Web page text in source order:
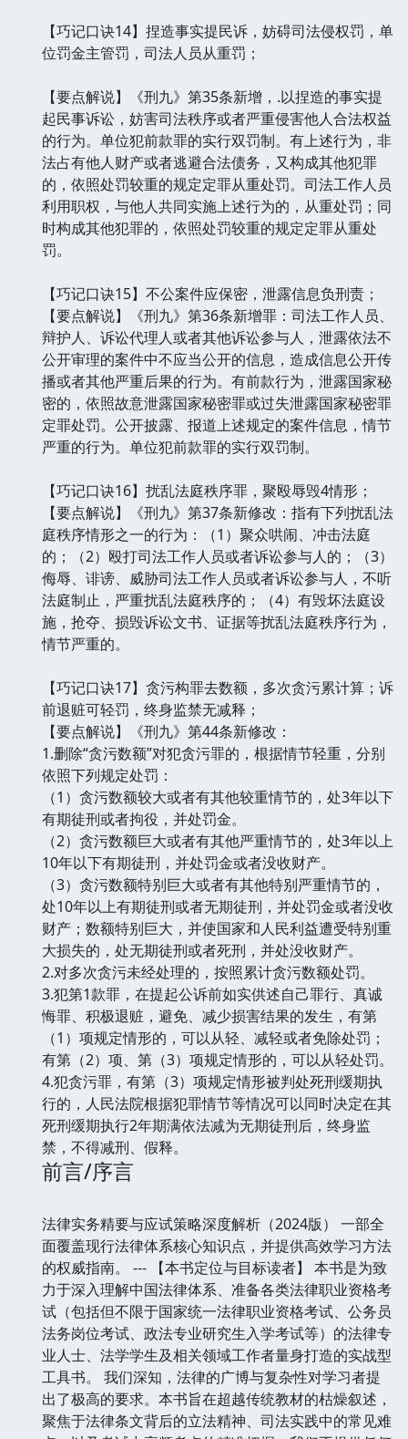
【巧记口诀14】捏造事实提民诉，妨碍司法侵权罚，单
位罚金主管罚，司法人员从重罚；
【要点解说】《刑九》第35条新增，.以捏造的事实提
起民事诉讼，妨害司法秩序或者严重侵害他人合法权益
的行为。单位犯前款罪的实行双罚制。有上述行为，非
法占有他人财产或者逃避合法债务，又构成其他犯罪
的，依照处罚较重的规定定罪从重处罚。司法工作人员
利用职权，与他人共同实施上述行为的，从重处罚；同
时构成其他犯罪的，依照处罚较重的规定定罪从重处
罚。
【巧记口诀15】不公案件应保密，泄露信息负刑责；
【要点解说】《刑九》第36条新增罪：司法工作人员、
辩护人、诉讼代理人或者其他诉讼参与人，泄露依法不
公开审理的案件中不应当公开的信息，造成信息公开传
播或者其他严重后果的行为。有前款行为，泄露国家秘
密的，依照故意泄露国家秘密罪或过失泄露国家秘密罪
定罪处罚。公开披露、报道上述规定的案件信息，情节
严重的行为。单位犯前款罪的实行双罚制。
【巧记口诀16】扰乱法庭秩序罪，聚殴辱毁4情形；
【要点解说】《刑九》第37条新修改：指有下列扰乱法
庭秩序情形之一的行为：（1）聚众哄闹、冲击法庭
的；（2）殴打司法工作人员或者诉讼参与人的；（3）
侮辱、诽谤、威胁司法工作人员或者诉讼参与人，不听
法庭制止，严重扰乱法庭秩序的；（4）有毁坏法庭设
施，抢夺、损毁诉讼文书、证据等扰乱法庭秩序行为，
情节严重的。
【巧记口诀17】贪污构罪去数额，多次贪污累计算；诉
前退赃可轻罚，终身监禁无减释；
【要点解说】《刑九》第44条新修改：
1.删除“贪污数额”对犯贪污罪的，根据情节轻重，分别
依照下列规定处罚：
（1）贪污数额较大或者有其他较重情节的，处3年以下
有期徒刑或者拘役，并处罚金。
（2）贪污数额巨大或者有其他严重情节的，处3年以上
10年以下有期徒刑，并处罚金或者没收财产。
（3）贪污数额特别巨大或者有其他特别严重情节的，
处10年以上有期徒刑或者无期徒刑，并处罚金或者没收
财产；数额特别巨大，并使国家和人民利益遭受特别重
大损失的，处无期徒刑或者死刑，并处没收财产。
2.对多次贪污未经处理的，按照累计贪污数额处罚。
3.犯第1款罪，在提起公诉前如实供述自己罪行、真诚
悔罪、积极退赃，避免、减少损害结果的发生，有第
（1）项规定情形的，可以从轻、减轻或者免除处罚；
有第（2）项、第（3）项规定情形的，可以从轻处罚。
4.犯贪污罪，有第（3）项规定情形被判处死刑缓期执
行的，人民法院根据犯罪情节等情况可以同时决定在其
死刑缓期执行2年期满依法减为无期徒刑后，终身监
禁，不得减刑、假释。
前言/序言
法律实务精要与应试策略深度解析（2024版） 一部全
面覆盖现行法律体系核心知识点，并提供高效学习方法
的权威指南。 --- 【本书定位与目标读者】 本书是为致
力于深入理解中国法律体系、准备各类法律职业资格考
试（包括但不限于国家统一法律职业资格考试、公务员
法务岗位考试、政法专业研究生入学考试等）的法律专
业人士、法学学生及相关领域工作者量身打造的实战型
工具书。 我们深知，法律的广博与复杂性对学习者提
出了极高的要求。本书旨在超越传统教材的枯燥叙述，
聚焦于法律条文背后的立法精神、司法实践中的常见难